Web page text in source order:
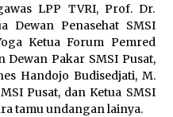
Aduan Warga, Wali
Bantu Bedah Rumah
Bencana, Salurkan
Juta
LPP TVRI, Prof. Dr.
Dewan Penasehat SMSI
Ketua Forum Pemred
Dewan Pakar SMSI Pusat,
Handojo Budisedjati, M.
Pusat, dan Ketua SMSI
tamu undangan lainya.